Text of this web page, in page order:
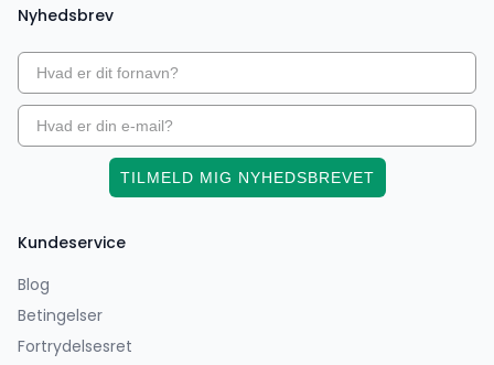
Kundeservice
Blog
Betingelser
Fortrydelsesret
Nyhedsbrev
TILMELD MIG NYHEDSBREVET